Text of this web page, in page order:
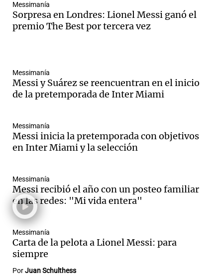
Messimanía
Sorpresa en Londres: Lionel Messi ganó el
premio The Best por tercera vez
Messimanía
Messi y Suárez se reencuentran en el inicio
de la pretemporada de Inter Miami
Messimanía
Messi inicia la pretemporada con objetivos
en Inter Miami y la selección
Messimanía
Messi recibió el año con un posteo familiar
en las redes: "Mi vida entera"
Messimanía
Carta de la pelota a Lionel Messi: para
siempre
PorJuan Schulthess